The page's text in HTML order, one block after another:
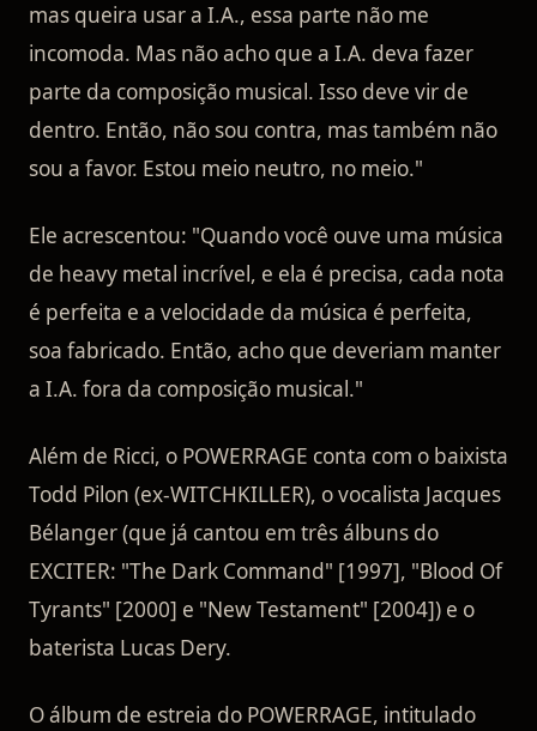
mas queira usar a I.A., essa parte não me
incomoda. Mas não acho que a I.A. deva fazer
parte da composição musical. Isso deve vir de
dentro. Então, não sou contra, mas também não
sou a favor. Estou meio neutro, no meio."
Ele acrescentou: "Quando você ouve uma música
de heavy metal incrível, e ela é precisa, cada nota
é perfeita e a velocidade da música é perfeita,
soa fabricado. Então, acho que deveriam manter
a I.A. fora da composição musical."
Além de Ricci, o POWERRAGE conta com o baixista
Todd Pilon (ex-WITCHKILLER), o vocalista Jacques
Bélanger (que já cantou em três álbuns do
EXCITER: "The Dark Command" [1997], "Blood Of
Tyrants" [2000] e "New Testament" [2004]) e o
baterista Lucas Dery.
O álbum de estreia do POWERRAGE, intitulado